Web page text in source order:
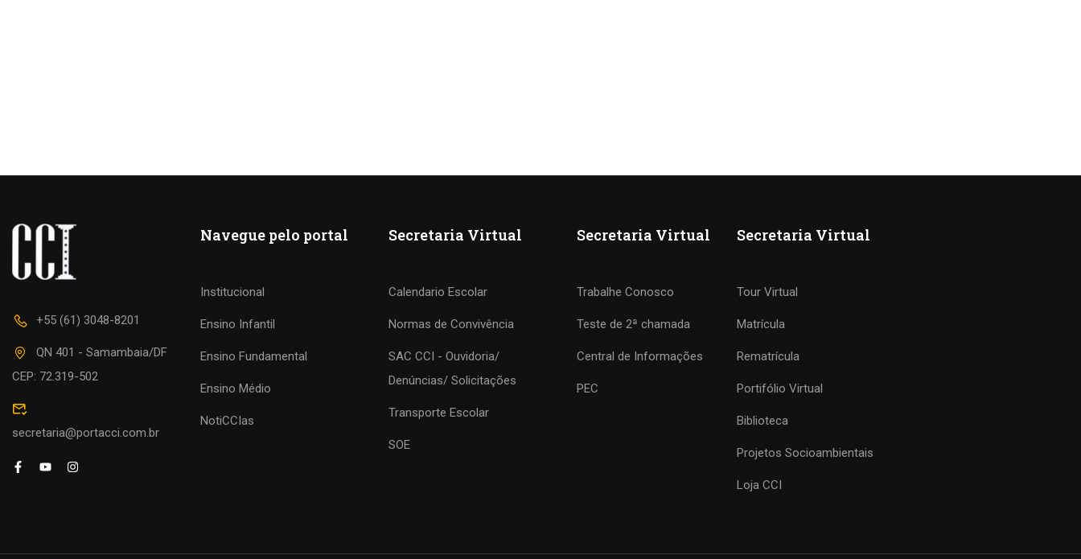
+55 (61) 3048-8201
QN 401 - Samambaia/DF
CEP: 72.319-502
secretaria@portacci.com.br
Navegue pelo portal
Institucional
Ensino Infantil
Ensino Fundamental
Ensino Médio
NotiCCIas
Secretaria Virtual
Calendario Escolar
Normas de Convivência
SAC CCI - Ouvidoria/
Denúncias/ Solicitações
Transporte Escolar
SOE
Secretaria Virtual
Trabalhe Conosco
Teste de 2ª chamada
Central de Informações
PEC
Secretaria Virtual
Tour Virtual
Matrícula
Rematrícula
Portifólio Virtual
Biblioteca
Projetos Socioambientais
Loja CCI
COLÉGIO CCI